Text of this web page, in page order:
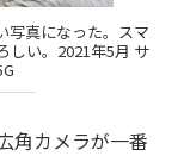
写真になった。スマ
しい。2021年5月 サ
角カメラが一番